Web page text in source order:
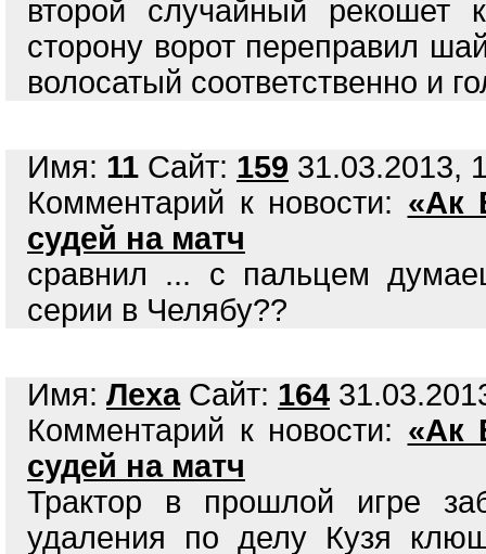
второй случайный рекошет
сторону ворот переправил
волосатый соответственно и
Имя: 11 Сайт: 159 31.03.2013,
Комментарий к новости: «Ак
судей на матч
сравнил ... с пальцем
серии в Челябу??
Имя: ЛехаСайт: 164
Комментарий к новости: «Ак
судей на матч
Трактор в прошлой игре
удаления по делу Кузя